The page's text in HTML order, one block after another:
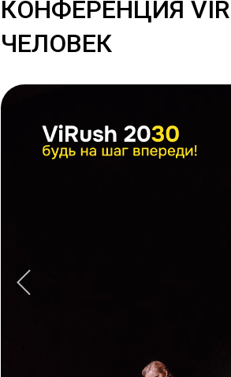
КОНФЕРЕНЦИЯ
ЧЕЛОВЕК